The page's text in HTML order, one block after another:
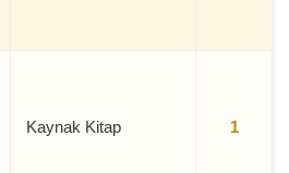
Kaynak Kitap 1